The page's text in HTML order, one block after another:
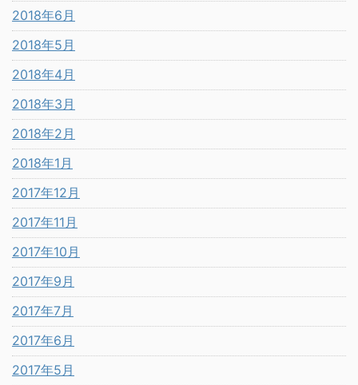
2018年6月
2018年5月
2018年4月
2018年3月
2018年2月
2018年1月
2017年12月
2017年11月
2017年10月
2017年9月
2017年7月
2017年6月
2017年5月